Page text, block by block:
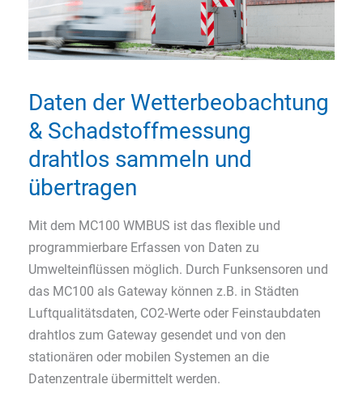
Daten der Wetterbeobachtung
& Schadstoffmessung
drahtlos sammeln und
übertragen
Mit dem MC100 WMBUS ist das flexible und
programmierbare Erfassen von Daten zu
Umwelteinflüssen möglich. Durch Funksensoren und
das MC100 als Gateway können z.B. in Städten
Luftqualitätsdaten, CO2-Werte oder Feinstaubdaten
drahtlos zum Gateway gesendet und von den
stationären oder mobilen Systemen an die
Datenzentrale übermittelt werden.